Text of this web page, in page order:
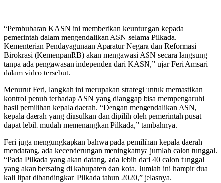
“Pembubaran KASN ini memberikan keuntungan kepada
pemerintah dalam mengendalikan ASN selama Pilkada.
Kementerian Pendayagunaan Aparatur Negara dan Reformasi
Birokrasi (KemenpanRB) akan mengawasi ASN secara langsung
tanpa ada pengawasan independen dari KASN,” ujar Feri Amsari
dalam video tersebut.
Menurut Feri, langkah ini merupakan strategi untuk memastikan
kontrol penuh terhadap ASN yang dianggap bisa mempengaruhi
hasil pemilihan kepala daerah. “Dengan mengendalikan ASN,
kepala daerah yang diusulkan dan dipilih oleh pemerintah pusat
dapat lebih mudah memenangkan Pilkada,” tambahnya.
Feri juga mengungkapkan bahwa pada pemilihan kepala daerah
mendatang, ada kecenderungan meningkatnya jumlah calon tunggal.
“Pada Pilkada yang akan datang, ada lebih dari 40 calon tunggal
yang akan bersaing di kabupaten dan kota. Jumlah ini hampir dua
kali lipat dibandingkan Pilkada tahun 2020,” jelasnya.